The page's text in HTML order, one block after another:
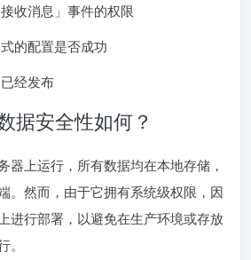
收消息」事件的权限
的配置是否成功
经发布
据安全性如何？
器上运行，所有数据均在本地存储，
。然而，由于它拥有系统级权限，因
进行部署，以避免在生产环境或存放